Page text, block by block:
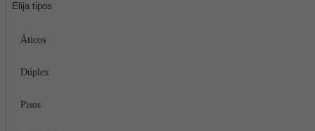
Elija tipos
Áticos
Dúplex
Pisos